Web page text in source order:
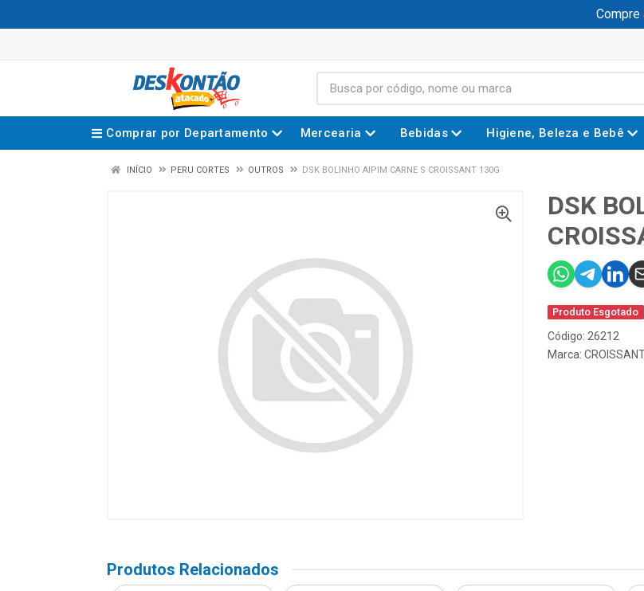
Compre
Comprar por Departamento Mercearia Bebidas Higiene, Beleza e Bebê
INÍCIO PERU CORTES OUTROS DSK BOLINHO AIPIM CARNE S CROISSANT 130G
DSK
Produto Esgotado
Código: 26212
Marca:
Produtos Relacionados